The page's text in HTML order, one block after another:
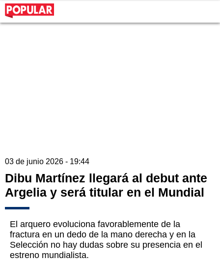
03 de junio 2026 - 19:44
Dibu Martínez llegará al debut ante
Argelia y será titular en el Mundial
El arquero evoluciona favorablemente de la
fractura en un dedo de la mano derecha y en la
Selección no hay dudas sobre su presencia en el
estreno mundialista.